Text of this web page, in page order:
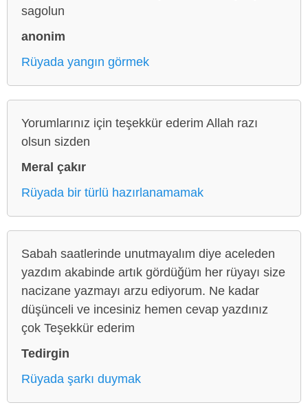
sagolun
anonim
Rüyada yangın görmek
Yorumlarınız için teşekkür ederim Allah razı
olsun sizden
Meral çakır
Rüyada bir türlü hazırlanamamak
Sabah saatlerinde unutmayalım diye aceleden
yazdım akabinde artık gördüğüm her rüyayı size
nacizane yazmayı arzu ediyorum. Ne kadar
düşünceli ve incesiniz hemen cevap yazdınız
çok Teşekkür ederim
Tedirgin
Rüyada şarkı duymak